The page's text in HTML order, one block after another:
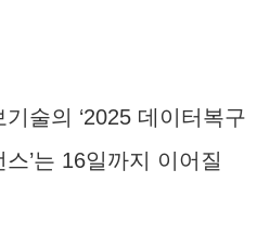
술의 ‘2025 데이터복구
’는 16일까지 이어질